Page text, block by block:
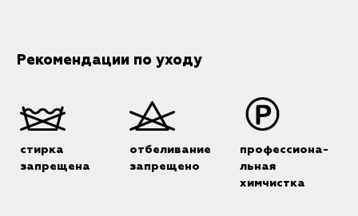
Рекомендации по уходу
стирка
запрещена
отбеливание
запрещено
профессиона-
льная
химчистка